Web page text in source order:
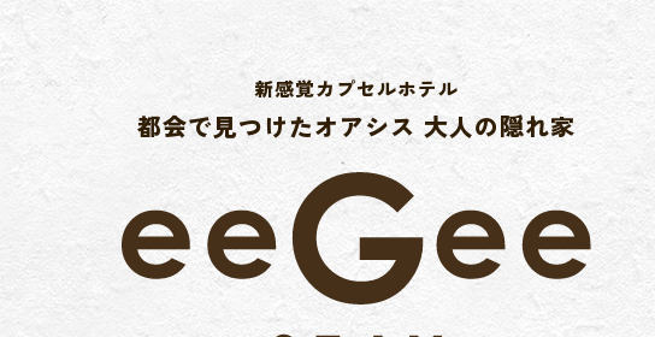
新感覚カプセルホテル
都会で見つけたオアシス 大人の隠れ家